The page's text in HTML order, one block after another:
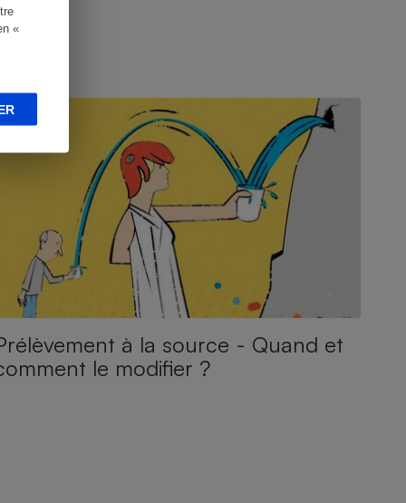
«
à la source - Quand et
le modifier ?